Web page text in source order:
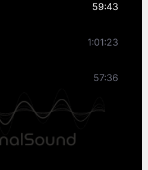
59:43
1:01:23
57:36